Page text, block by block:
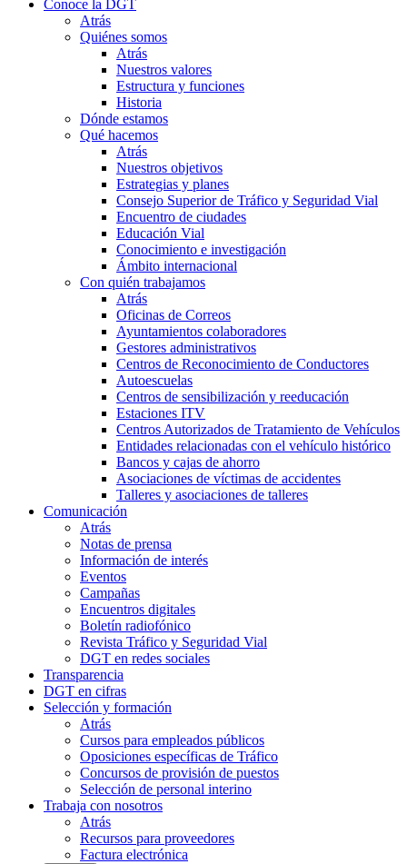
Conoce la DGT
Atrás
Quiénes somos
Atrás
Nuestros valores
Estructura y funciones
Historia
Dónde estamos
Qué hacemos
Atrás
Nuestros objetivos
Estrategias y planes
Consejo Superior de Tráfico y Seguridad Vial
Encuentro de ciudades
Educación Vial
Conocimiento e investigación
Ámbito internacional
Con quién trabajamos
Atrás
Oficinas de Correos
Ayuntamientos colaboradores
Gestores administrativos
Centros de Reconocimiento de Conductores
Autoescuelas
Centros de sensibilización y reeducación
Estaciones ITV
Centros Autorizados de Tratamiento de Vehículos
Entidades relacionadas con el vehículo histórico
Bancos y cajas de ahorro
Asociaciones de víctimas de accidentes
Talleres y asociaciones de talleres
Comunicación
Atrás
Notas de prensa
Información de interés
Eventos
Campañas
Encuentros digitales
Boletín radiofónico
Revista Tráfico y Seguridad Vial
DGT en redes sociales
Transparencia
DGT en cifras
Selección y formación
Atrás
Cursos para empleados públicos
Oposiciones específicas de Tráfico
Concursos de provisión de puestos
Selección de personal interino
Trabaja con nosotros
Atrás
Recursos para proveedores
Factura electrónica